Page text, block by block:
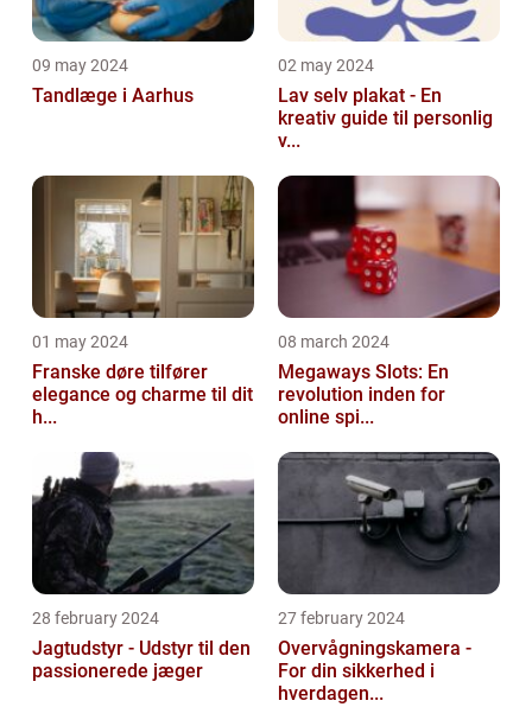
09 may 2024
Tandlæge i Aarhus
02 may 2024
Lav selv plakat - En
kreativ guide til personlig
v...
01 may 2024
Franske døre tilfører
elegance og charme til dit
h...
08 march 2024
Megaways Slots: En
revolution inden for
online spi...
28 february 2024
Jagtudstyr - Udstyr til den
passionerede jæger
27 february 2024
Overvågningskamera -
For din sikkerhed i
hverdagen...